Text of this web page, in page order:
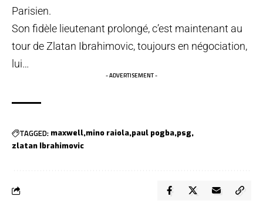
Parisien.
Son fidèle lieutenant prolongé, c’est maintenant au
tour de Zlatan Ibrahimovic, toujours en négociation,
lui…
- ADVERTISEMENT -
TAGGED: maxwell mino raiola paul pogba psg
zlatan Ibrahimovic